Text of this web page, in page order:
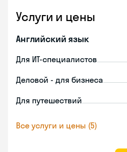
Услуги и цены
Английский язык
Для ИТ-специалистов
Деловой - для бизнеса
Для путешествий
Все услуги и цены (5)